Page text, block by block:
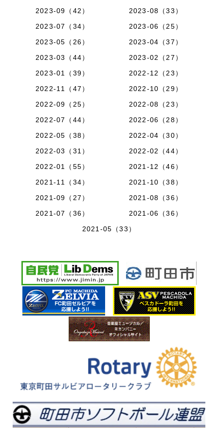
2023-09（42）
2023-08（33）
2023-07（34）
2023-06（25）
2023-05（26）
2023-04（37）
2023-03（44）
2023-02（27）
2023-01（39）
2022-12（23）
2022-11（47）
2022-10（29）
2022-09（25）
2022-08（23）
2022-07（44）
2022-06（28）
2022-05（38）
2022-04（30）
2022-03（31）
2022-02（44）
2022-01（55）
2021-12（46）
2021-11（34）
2021-10（38）
2021-09（27）
2021-08（36）
2021-07（36）
2021-06（36）
2021-05（33）